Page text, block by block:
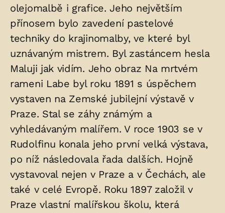
olejomalbě i grafice. Jeho největším
přínosem bylo zavedení pastelové
techniky do krajinomalby, ve které byl
uznávaným mistrem. Byl zastáncem hesla
Maluji jak vidím. Jeho obraz Na mrtvém
rameni Labe byl roku 1891 s úspěchem
vystaven na Zemské jubilejní výstavě v
Praze. Stal se záhy známým a
vyhledávaným malířem. V roce 1903 se v
Rudolfinu konala jeho první velká výstava,
po níž následovala řada dalších. Hojně
vystavoval nejen v Praze a v Čechách, ale
také v celé Evropě. Roku 1897 založil v
Praze vlastní malířskou školu, která